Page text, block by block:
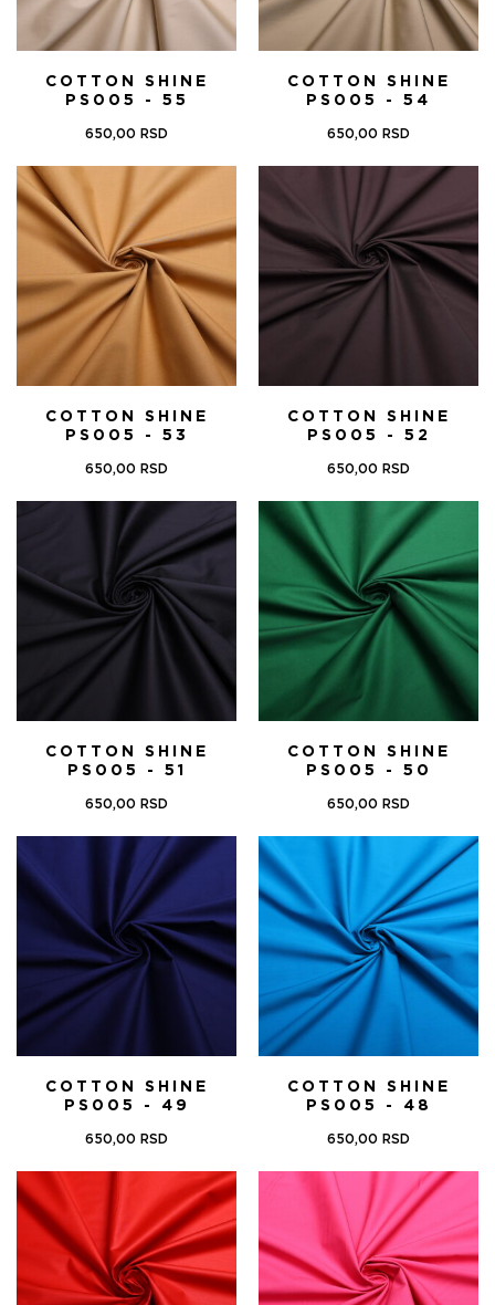
COTTON SHINE
PS005 - 55
650,00 RSD
COTTON SHINE
PS005 - 54
650,00 RSD
COTTON SHINE
PS005 - 53
650,00 RSD
COTTON SHINE
PS005 - 52
650,00 RSD
COTTON SHINE
PS005 - 51
650,00 RSD
COTTON SHINE
PS005 - 50
650,00 RSD
COTTON SHINE
PS005 - 49
650,00 RSD
COTTON SHINE
PS005 - 48
650,00 RSD